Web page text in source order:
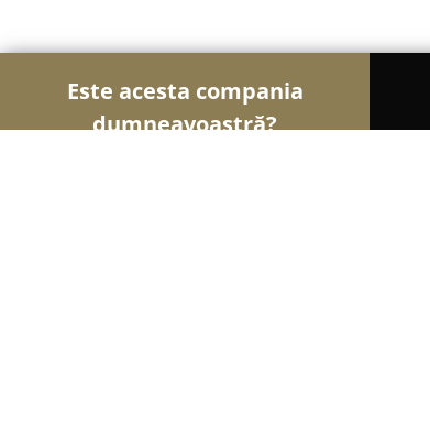
Este acesta compania
dumneavoastră?